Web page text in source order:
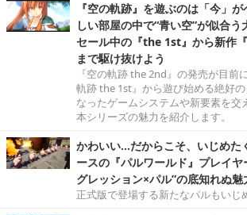
『空の軌跡』を遊ぶのは「今」
しい部屋の中で“青い空”が似合
セール中の『the 1st』から新作
まで駆け抜けよう
『空の軌跡 the 2nd』の発売が目前
軌跡 the 1st』から遊び始める絶好
なったゲームシステムや新要素を交
本シリーズの魅力を紹介します。
かわいい…だからこそ、いじめた
ースの『パルワールド』プレイ
グレッション×パル”の底知れぬ魅
正式版で登場する新たなパルもいじ